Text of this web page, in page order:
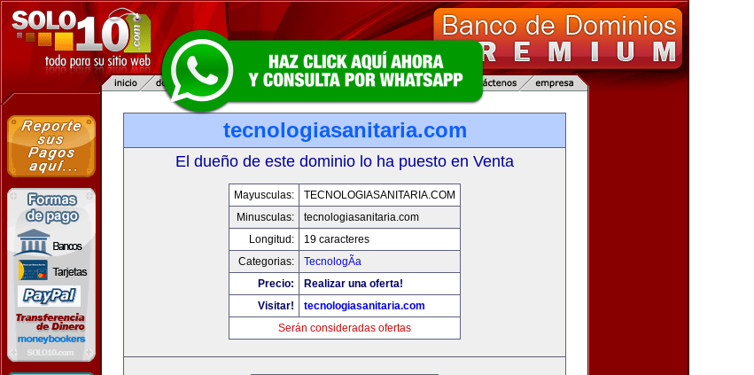
tecnologiasanitaria.com
El dueño de este dominio lo ha puesto en Venta
Mayusculas:
TECNOLOGIASANITARIA.COM
Minusculas:
tecnologiasanitaria.com
Longitud:
19 caracteres
Categorias:
TecnologÃ­a
Precio:
Realizar una oferta!
Visitar!
tecnologiasanitaria.com
Serán consideradas ofertas